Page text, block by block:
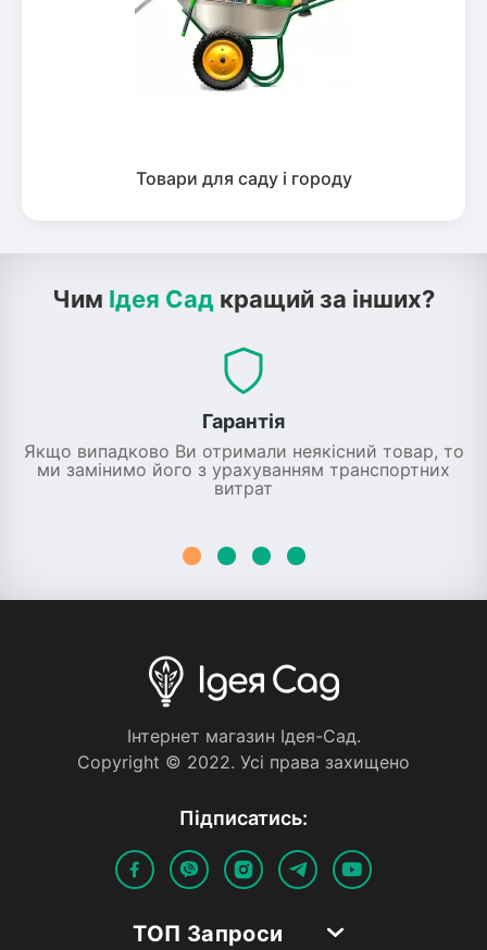
Товари для саду і городу
Чим Ідея Сад кращий за інших?
Гарантія
Якщо випадково Ви отримали неякісний товар, то
ми замінимо його з урахуванням транспортних
витрат
Iнтернет магазин Iдея-Сад.
Copyright © 2022. Усi права захищено
Пiдписатись:
ТОП Запроси